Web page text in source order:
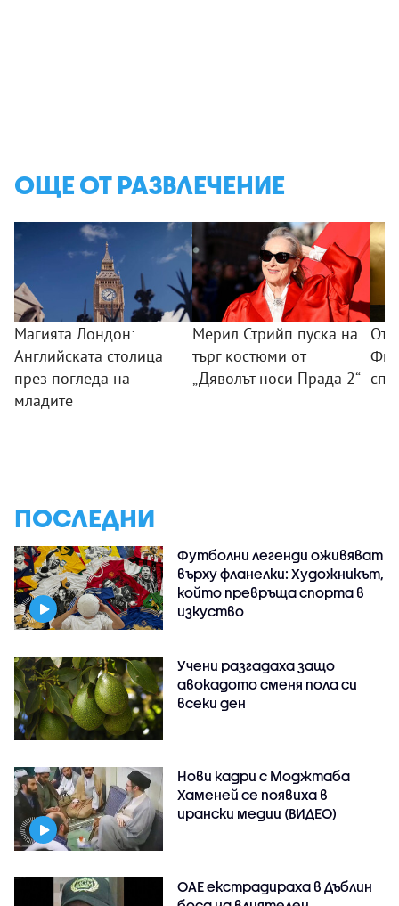
ОЩЕ ОТ РАЗВЛЕЧЕНИЕ
Магията Лондон:
Английската столица
през погледа на
младите
Мерил Стрийп пуска на
търг костюми от
„Дяволът носи Прада 2“
От
ПОСЛЕДНИ
Футболни легенди оживяват
върху фланелки: Художникът,
който превръща спорта в
изкуство
Учени разгадаха защо
авокадото сменя пола си
всеки ден
Нови кадри с Моджтаба
Хаменей се появиха в
ирански медии (ВИДЕО)
ОАЕ екстрадираха в Дъблин